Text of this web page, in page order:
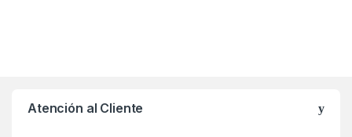
Atención al Cliente